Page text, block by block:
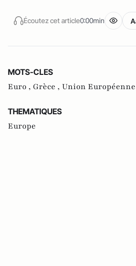
Écoutez cet article0:00min
MOTS-CLES
Euro , Grèce , Union
THEMATIQUES
Europe